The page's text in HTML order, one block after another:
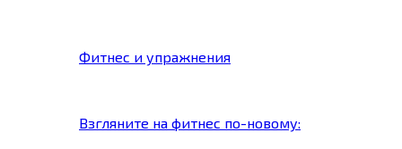
Фитнес и упражнения
Взгляните на фитнес по-новому: